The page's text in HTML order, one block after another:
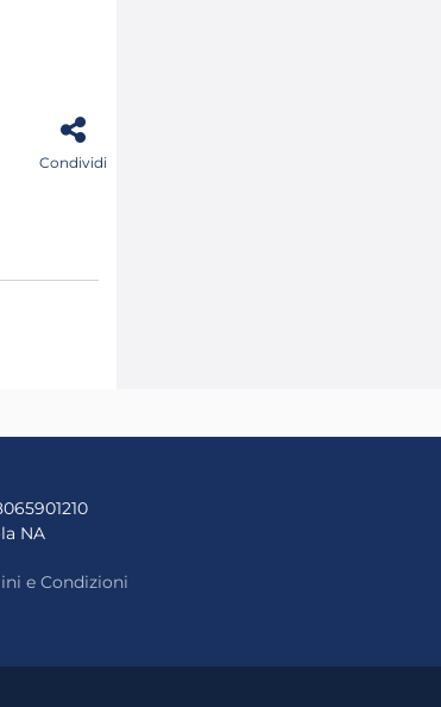
Condividi
NA
e Condizioni